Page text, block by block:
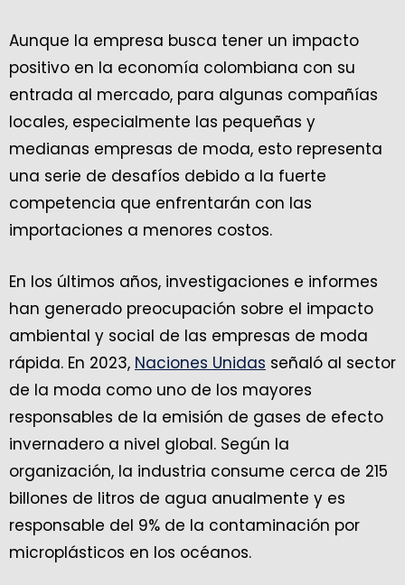
Aunque la empresa busca tener un impacto
positivo en la economía colombiana con su
entrada al mercado, para algunas compañías
locales, especialmente las pequeñas y
medianas empresas de moda, esto representa
una serie de desafíos debido a la fuerte
competencia que enfrentarán con las
importaciones a menores costos.
En los últimos años, investigaciones e informes
han generado preocupación sobre el impacto
ambiental y social de las empresas de moda
rápida. En 2023, Naciones Unidas señaló al sector
de la moda como uno de los mayores
responsables de la emisión de gases de efecto
invernadero a nivel global. Según la
organización, la industria consume cerca de 215
billones de litros de agua anualmente y es
responsable del 9% de la contaminación por
microplásticos en los océanos.